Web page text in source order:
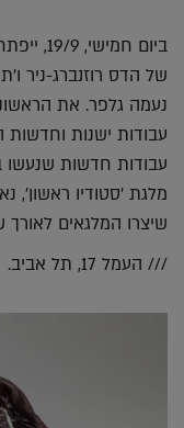
של הדס רוזנברג-ניר
נעמה גלפר. את
עבודות ישנות
מלגת 'סטודיו ראשון',
שיצרו המלגאים לאורך
/// העמל 17, תל אביב.